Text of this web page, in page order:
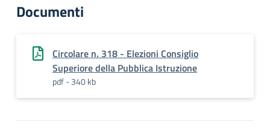
Documenti
Circolare n. 318 - Elezioni Consiglio
Superiore della Pubblica Istruzione
pdf - 340 kb